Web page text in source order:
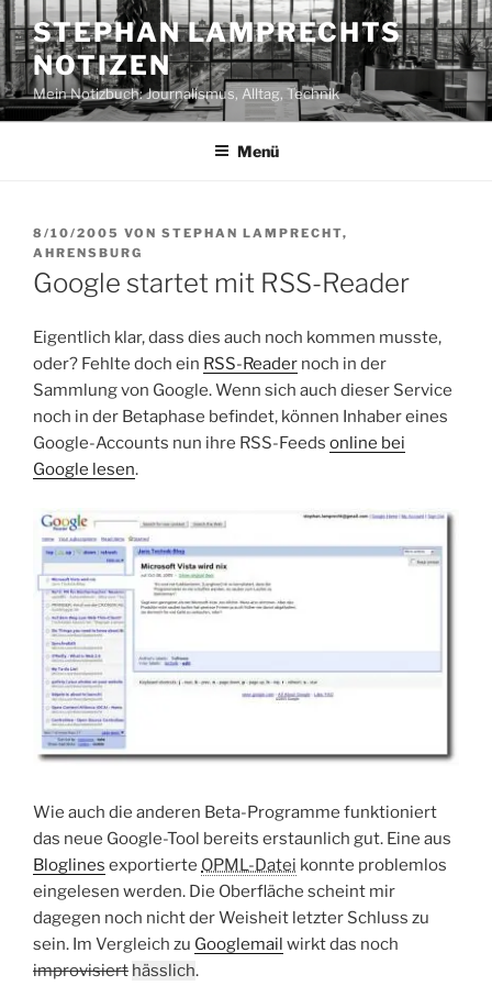
Zum
Inhalt
springen
STEPHAN LAMPRECHTS
NOTIZEN
Mein Notizbuch: Journalismus, Alltag, Technik
Menü
VERÖFFENTLICHT
AM
8/10/2005 VON STEPHAN LAMPRECHT,
AHRENSBURG
Google startet mit RSS-Reader
Eigentlich klar, dass dies auch noch kommen musste,
oder? Fehlte doch ein RSS-Reader noch in der
Sammlung von Google. Wenn sich auch dieser Service
noch in der Betaphase befindet, können Inhaber eines
Google-Accounts nun ihre RSS-Feeds online bei
Google lesen.
Wie auch die anderen Beta-Programme funktioniert
das neue Google-Tool bereits erstaunlich gut. Eine aus
Bloglines exportierte OPML-Datei konnte problemlos
eingelesen werden. Die Oberfläche scheint mir
dagegen noch nicht der Weisheit letzter Schluss zu
sein. Im Vergleich zu Googlemail wirkt das noch
improvisiert hässlich.